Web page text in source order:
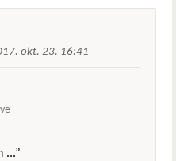
okt. 23. 16:41
...”